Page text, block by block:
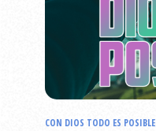
CON DIOS TODO ES POSIBLE